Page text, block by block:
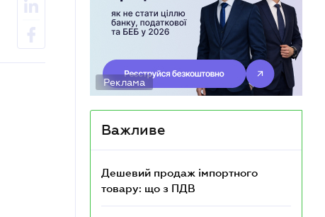
Реклама
Важливе
Дешевий продаж імпортного
товару: що з ПДВ